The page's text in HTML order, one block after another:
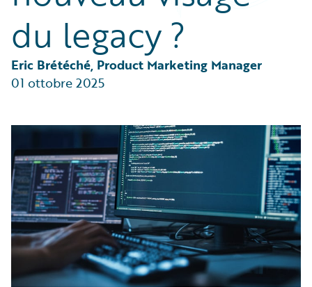
Partner Perspective
Technology
Trends
du legacy ?
Eric Brétéché, Product Marketing Manager
01 ottobre 2025